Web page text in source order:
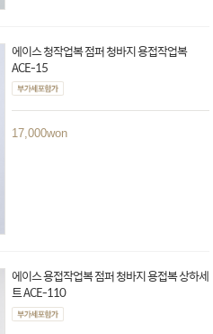
에이스 청작업복 점퍼 청바지 용접작업복
ACE-15
17,000won
에이스 용접작업복 점퍼 청바지 용접복 상하세
트 ACE-110